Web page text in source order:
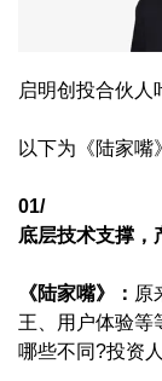
启明创投合伙人
以下为《陆家嘴
01/
底层技术支撑，
《陆家嘴》： 原
王、用户体验等
哪些不同?投资